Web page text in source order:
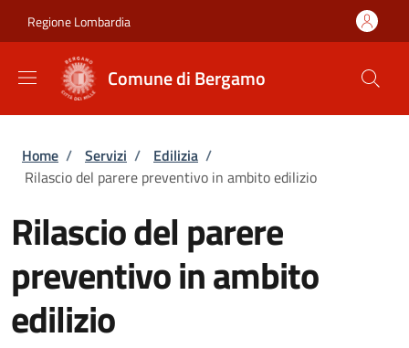
Regione Lombardia
Comune di Bergamo
Briciole di pane
Home / Servizi / Edilizia /
Rilascio del parere preventivo in ambito edilizio
Rilascio del parere
preventivo in ambito
edilizio